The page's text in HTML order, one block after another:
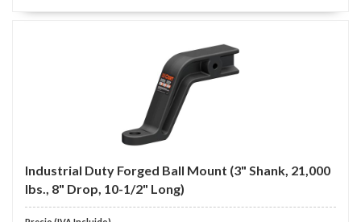
Industrial Duty Forged Ball Mount (3" Shank, 21,000
lbs., 8" Drop, 10-1/2" Long)